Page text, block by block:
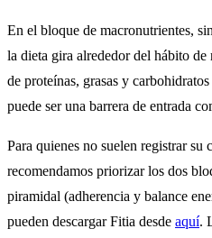
En el bloque de macronutrientes,
la dieta gira alrededor del hábito
de proteínas, grasas y
puede ser una barrera de entrada
Para quienes no suelen registrar su
recomendamos priorizar los dos
piramidal (adherencia y balance
pueden descargar Fitia desde aquí.